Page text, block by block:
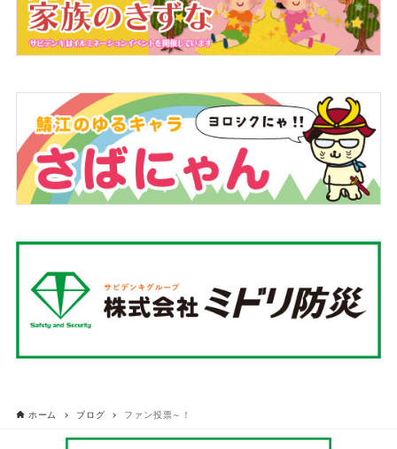
ホーム ブログ ファン投票～！